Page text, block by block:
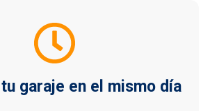
garaje en el mismo día